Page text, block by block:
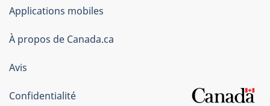
gouvernement
du
Canada
Applications mobiles
À propos de Canada.ca
Avis
Confidentialité